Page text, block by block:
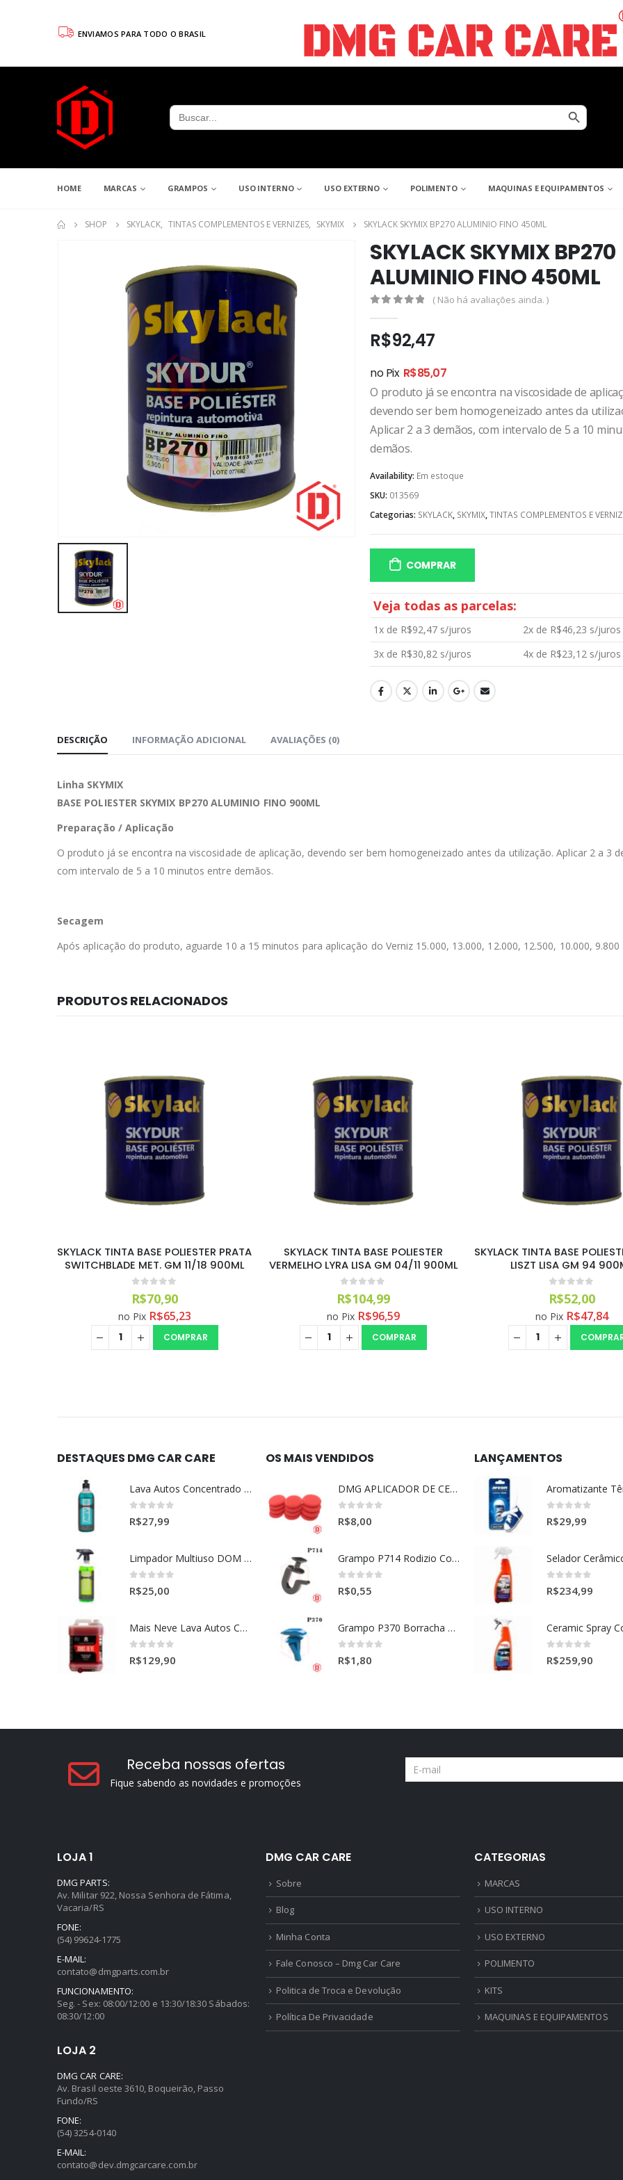
ENVIAMOS PARA TODO O BRASIL
Search
for:
Search Button
HOME MARCAS GRAMPOS USO INTERNO USO EXTERNO POLIMENTO MAQUINAS E EQUIPAMENTOS
SHOP SKYLACK, TINTAS COMPLEMENTOS E VERNIZES, SKYMIX SKYLACK SKYMIX BP270 ALUMINIO FINO 450ML
SKYLACK SKYMIX BP270
ALUMINIO FINO 450ML
( Não há avaliações ainda. )
R$92,47
no Pix R$85,07
O produto já se encontra na viscosidade de
devendo ser bem homogeneizado antes da
Aplicar 2 a 3 demãos, com intervalo de 5 a 10
demãos.
Availability: Em estoque
SKU: 013569
Categorias: SKYLACK, SKYMIX,TINTAS COMPLEMENTOS E
COMPRAR
Veja todas as parcelas:
1x de R$92,47 s/juros 2x de R$46,23 s/juros
3x de R$30,82 s/juros 4x de R$23,12 s/juros
DESCRIÇÃO INFORMAÇÃO ADICIONAL AVALIAÇÕES (0)
Linha SKYMIX
BASE POLIESTER SKYMIX BP270 ALUMINIO FINO 900ML
Preparação / Aplicação
O produto já se encontra na viscosidade de aplicação, devendo ser bem homogeneizado antes da utilização. Aplicar 2 a 3
com intervalo de 5 a 10 minutos entre demãos.
Secagem
Após aplicação do produto, aguarde 10 a 15 minutos para aplicação do Verniz 15.000, 13.000, 12.000, 12.500, 10.000, 9.800
Aromatizante Tênis Areon Fresh Wave New Car / Carro Novo
out of 5
29,99
R$ 259,90 R$ 259,90
PRODUTOS RELACIONADOS
SKYLACK TINTA BASE POLIESTER
VERMELHO LYRA LISA GM 04/11 900ML
out of 5
R$104,99
no Pix R$96,59
COMPRAR
SKYLACK TINTA BASE POLIESTER PRETO
LISZT LISA GM 94 900ML
out of 5
R$52,00
no Pix R$47,84
COMPRAR
SKYLACK TINTA BASE
ESCUNA MET. G98
out of 5
R$79,90
no Pix R$73,51
LEIA MAIS
DESTAQUES DMG CAR CARE
Lava Autos Concentrado NEV (nevada) 1:400 (500ml)
out of 5
R$27,99
Limpador Multiuso DOM (Dominos) Dmg Pronto P/Uso (500ml)
out of 5
R$25,00
Mais Neve Lava Autos Concentrado 1:400 X-SHINE 5Litros
out of 5
R$129,90
OS MAIS VENDIDOS
DMG APLICADOR DE CERA ULTRA MACIO VERMELHO l
out of 5
R$8,00
Grampo P714 Rodizio Cortina (VOLVO)
out of 5
R$0,55
Grampo P370 Borracha Porta (HONDA-TOYOTA)
out of 5
R$1,80
LANÇAMENTOS
out of 5
R$29,99
out of 5
R$234,99
out of 5
R$259,90
Receba nossas ofertas
Fique sabendo as novidades e promoções
LOJA 1
DMG PARTS:
Av. Militar 922, Nossa Senhora de Fátima,
Vacaria/RS
FONE:
(54) 99624-1775
E-MAIL:
contato@dmgparts.com.br
FUNCIONAMENTO:
Seg. - Sex: 08:00/12:00 e 13:30/18:30 Sábados:
08:30/12:00
LOJA 2
DMG CAR CARE:
Av. Brasil oeste 3610, Boqueirão, Passo
Fundo/RS
FONE:
(54) 3254-0140
E-MAIL:
contato@dev.dmgcarcare.com.br
DMG CAR CARE
Sobre
Blog
Minha Conta
Fale Conosco – Dmg Car Care
Politica de Troca e Devolução
Política De Privacidade
CATEGORIAS
MARCAS
USO INTERNO
USO EXTERNO
POLIMENTO
KITS
MAQUINAS E EQUIPAMENTOS